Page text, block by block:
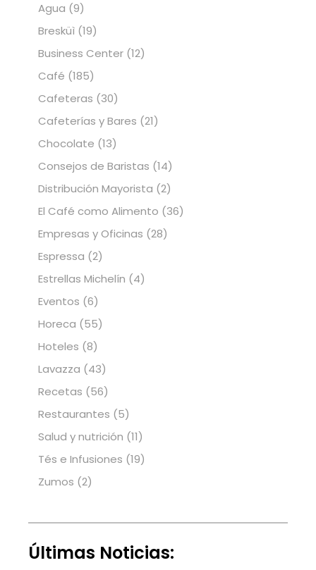
Agua (9)
Bresküì (19)
Business Center (12)
Café (185)
Cafeteras (30)
Cafeterías y Bares (21)
Chocolate (13)
Consejos de Baristas (14)
Distribución Mayorista (2)
El Café como Alimento (36)
Empresas y Oficinas (28)
Espressa (2)
Estrellas Michelín (4)
Eventos (6)
Horeca (55)
Hoteles (8)
Lavazza (43)
Recetas (56)
Restaurantes (5)
Salud y nutrición (11)
Tés e Infusiones (19)
Zumos (2)
Últimas Noticias: